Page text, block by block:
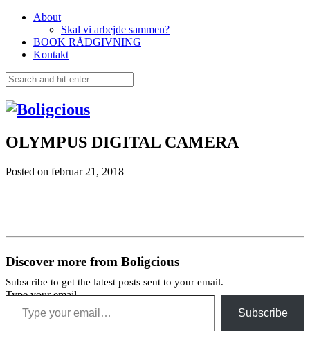
About
Skal vi arbejde sammen?
BOOK RÅDGIVNING
Kontakt
OLYMPUS DIGITAL CAMERA
Posted on februar 21, 2018
Discover more from Boligcious
Subscribe to get the latest posts sent to your email.
Type your email…
Subscribe